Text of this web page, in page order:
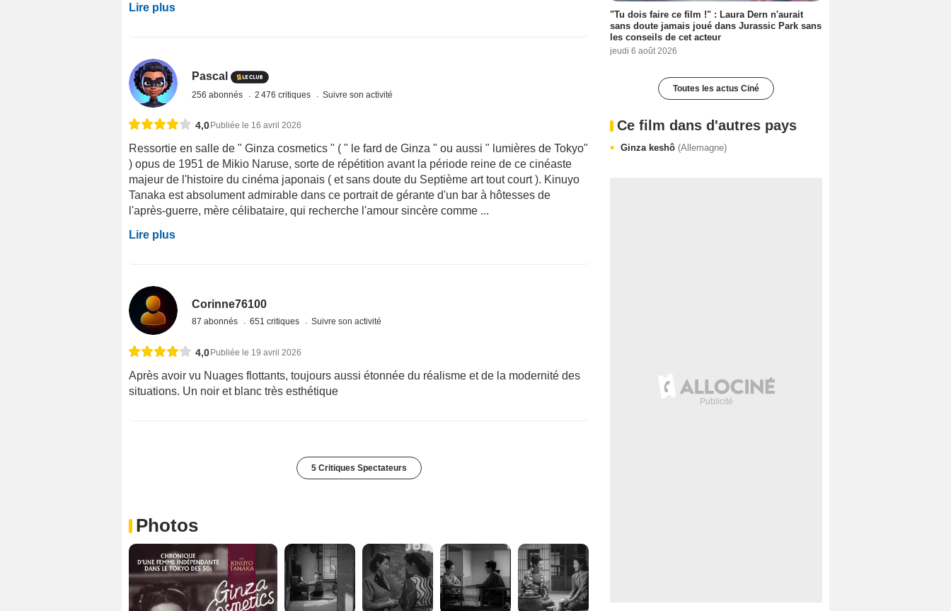
Lire plus
Pascal
256 abonnés 2 476 critiques Suivre son activité
4,0Publiée le 16 avril 2026
Ressortie en salle de " Ginza cosmetics " ( " le fard de Ginza " ou aussi " lumières de Tokyo"
) opus de 1951 de Mikio Naruse, sorte de répétition avant la période reine de ce cinéaste
majeur de l'histoire du cinéma japonais ( et sans doute du Septième art tout court ). Kinuyo
Tanaka est absolument admirable dans ce portrait de gérante d'un bar à hôtesses de
l'après-guerre, mère célibataire, qui recherche l'amour sincère comme ...
Lire plus
Corinne76100
87 abonnés 651 critiques Suivre son activité
4,0Publiée le 19 avril 2026
Après avoir vu Nuages flottants, toujours aussi étonnée du réalisme et de la modernité des
situations. Un noir et blanc très esthétique
5 Critiques Spectateurs
Photos
"Tu dois faire ce film !" : Laura Dern n'aurait
sans doute jamais joué dans Jurassic Park sans
les conseils de cet acteur
jeudi 6 août 2026
Toutes les actus Ciné
Ce film dans d'autres pays
Ginza keshô (Allemagne)